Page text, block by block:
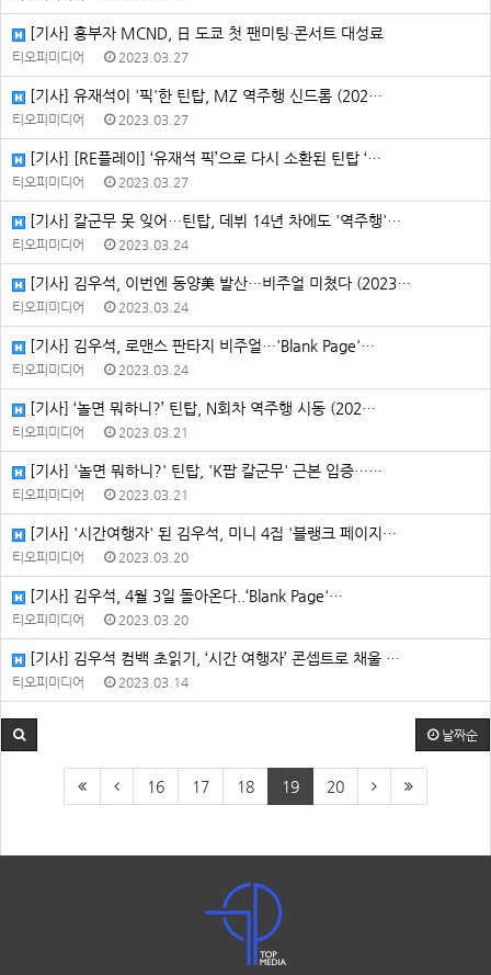
[기사] 흥부자 MCND, 日 도쿄 첫 팬미팅·콘서트 대성료
티오피미디어 2023.03.27
[기사] 유재석이 '픽'한 틴탑, MZ 역주행 신드롬 (202…
티오피미디어 2023.03.27
[기사] [RE플레이] ‘유재석 픽’으로 다시 소환된 틴탑 ‘…
티오피미디어 2023.03.27
[기사] 칼군무 못 잊어…틴탑, 데뷔 14년 차에도 '역주행'…
티오피미디어 2023.03.24
[기사] 김우석, 이번엔 동양美 발산…비주얼 미쳤다 (2023…
티오피미디어 2023.03.24
[기사] 김우석, 로맨스 판타지 비주얼…'Blank Page'…
티오피미디어 2023.03.24
[기사] ‘놀면 뭐하니?’ 틴탑, N회차 역주행 시동 (202…
티오피미디어 2023.03.21
[기사] '놀면 뭐하니?' 틴탑, 'K팝 칼군무' 근본 입증……
티오피미디어 2023.03.21
[기사] '시간여행자' 된 김우석, 미니 4집 '블랭크 페이지…
티오피미디어 2023.03.20
[기사] 김우석, 4월 3일 돌아온다..‘Blank Page'…
티오피미디어 2023.03.20
[기사] 김우석 컴백 초읽기, ‘시간 여행자’ 콘셉트로 채울 …
티오피미디어 2023.03.14
날짜순
16 17 18 19 20